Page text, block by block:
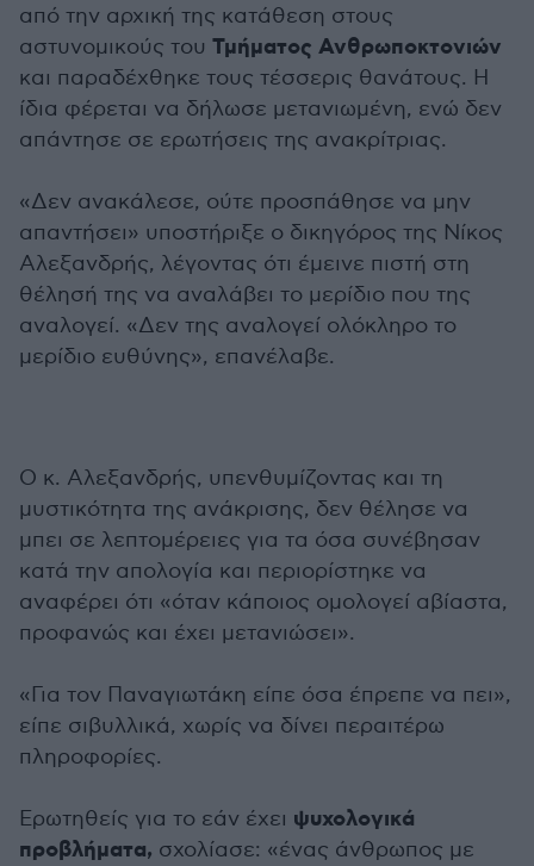
από την αρχική της κατάθεση στους
αστυνομικούς του Τμήματος Ανθρωποκτονιών
και παραδέχθηκε τους τέσσερις θανάτους. Η
ίδια φέρεται να δήλωσε μετανιωμένη, ενώ δεν
απάντησε σε ερωτήσεις της ανακρίτριας.
«Δεν ανακάλεσε, ούτε προσπάθησε να μην
απαντήσει» υποστήριξε ο δικηγόρος της Νίκος
Αλεξανδρής, λέγοντας ότι έμεινε πιστή στη
θέλησή της να αναλάβει το μερίδιο που της
αναλογεί. «Δεν της αναλογεί ολόκληρο το
μερίδιο ευθύνης», επανέλαβε.
Ο κ. Αλεξανδρής, υπενθυμίζοντας και τη
μυστικότητα της ανάκρισης, δεν θέλησε να
μπει σε λεπτομέρειες για τα όσα συνέβησαν
κατά την απολογία και περιορίστηκε να
αναφέρει ότι «όταν κάποιος ομολογεί αβίαστα,
προφανώς και έχει μετανιώσει».
«Για τον Παναγιωτάκη είπε όσα έπρεπε να πει»,
είπε σιβυλλικά, χωρίς να δίνει περαιτέρω
πληροφορίες.
Ερωτηθείς για το εάν έχει ψυχολογικά
προβλήματα, σχολίασε: «ένας άνθρωπος με